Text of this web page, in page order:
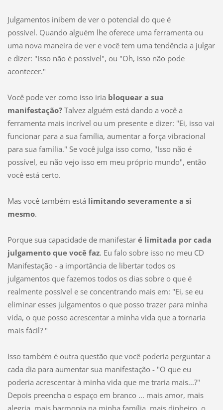
Julgamentos inibem de ver o potencial do que é
possível. Quando alguém lhe oferece uma ferramenta ou
uma nova maneira de ver e você tem uma tendência a julgar
e dizer: "Isso não é possível", ou "Oh, isso não pode
acontecer."
Você pode ver como isso iria bloquear a sua
manifestação?Talvez alguém está dando a você a
ferramenta mais incrível ou um presente e dizer: "Ei, isso vai
funcionar para a sua família, aumentar a força vibracional
para sua família." Se você julga isso como, "Isso não é
possível, eu não vejo isso em meu próprio mundo", então
você está certo.
Mas você também está limitando severamente a si
mesmo.
Porque sua capacidade de manifestar é limitada por cada
julgamento que você faz. Eu falo sobre isso no meu CD
Manifestação - a importância de libertar todos os
julgamentos que fazemos todos os dias sobre o que é
realmente possível e se concentrando mais em: "Ei, se eu
eliminar esses julgamentos o que posso trazer para minha
vida, o que posso acrescentar a minha vida que a tornaria
mais fácil? "
Isso também é outra questão que você poderia perguntar a
cada dia para aumentar sua manifestação - "O que eu
poderia acrescentar à minha vida que me traria mais...?"
Depois preencha o espaço em branco ... mais amor, mais